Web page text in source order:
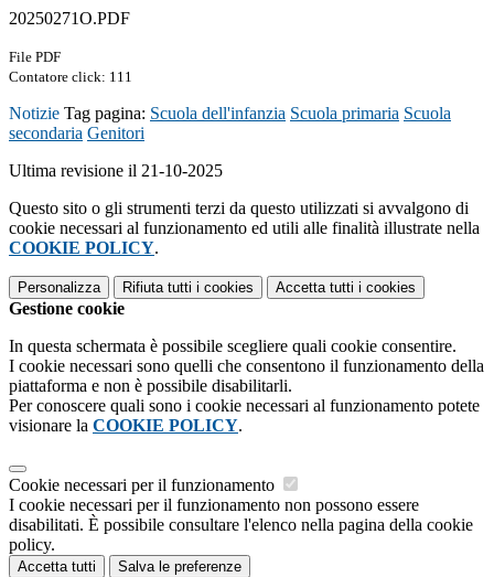
20250271O.PDF
File PDF
Contatore click: 111
Notizie Tag pagina: Scuola dell'infanzia Scuola primaria Scuola
secondaria Genitori
Ultima revisione il 21-10-2025
Questo sito o gli strumenti terzi da questo utilizzati si avvalgono di
cookie necessari al funzionamento ed utili alle finalità illustrate nella
COOKIE POLICY.
Personalizza Rifiuta tutti i cookies Accetta tutti i cookies
Gestione cookie
In questa schermata è possibile scegliere quali cookie consentire.
I cookie necessari sono quelli che consentono il funzionamento della
piattaforma e non è possibile disabilitarli.
Per conoscere quali sono i cookie necessari al funzionamento potete
visionare la COOKIE POLICY.
Cookie necessari per il funzionamento
I cookie necessari per il funzionamento non possono essere
disabilitati. È possibile consultare l'elenco nella pagina della cookie
policy.
Accetta tutti Salva le preferenze